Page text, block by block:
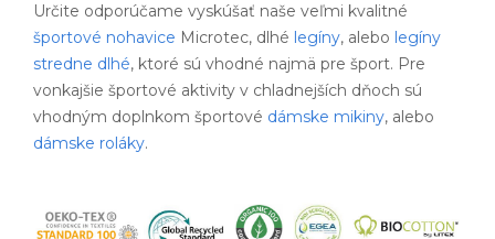
Určite odporúčame vyskúšať naše veľmi kvalitné
športové nohavice Microtec, dlhé legíny, alebo legíny
stredne dlhé, ktoré sú vhodné najmä pre šport. Pre
vonkajšie športové aktivity v chladnejších dňoch sú
vhodným doplnkom športové dámske mikiny, alebo
dámske roláky.